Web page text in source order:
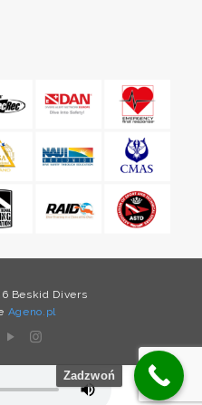
Beskid Divers
Ageno.pl
Zadzwoń